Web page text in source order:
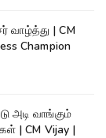
வாழ்த்து | CM
Champion
அடி வாங்கும்
| CM Vijay |